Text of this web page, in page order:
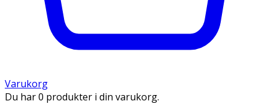
Varukorg
Du har 0 produkter i din varukorg.